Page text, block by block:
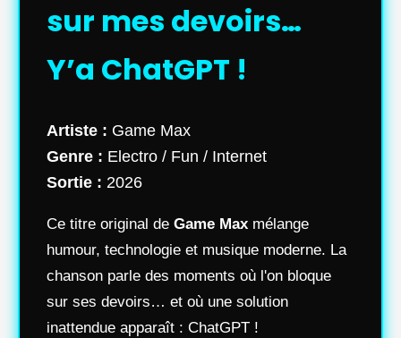
sur mes devoirs…
Y’a ChatGPT !
Artiste : Game Max
Genre : Electro / Fun / Internet
Sortie : 2026
Ce titre original de Game Max mélange
humour, technologie et musique moderne. La
chanson parle des moments où l'on bloque
sur ses devoirs… et où une solution
inattendue apparaît : ChatGPT !